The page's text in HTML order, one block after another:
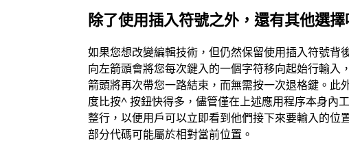
除了使用插入符號之外，還有其他選擇
如果您想改變編輯技術，但仍然保留使用插入符號
向左箭頭會將您每次鍵入的一個字符移向起始行輸
箭頭將再次帶您一路結束，而無需按一次退格鍵。
度比按^ 按鈕快得多，儘管僅在上述應用程序本身內
整行，以便用戶可以立即看到他們接下來要輸入的
部分代碼可能屬於相對當前位置。